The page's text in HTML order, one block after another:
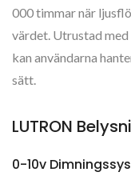
000 timmar när
värdet. Utrustad
kan användarna
sätt.
LUTRON
0-10v